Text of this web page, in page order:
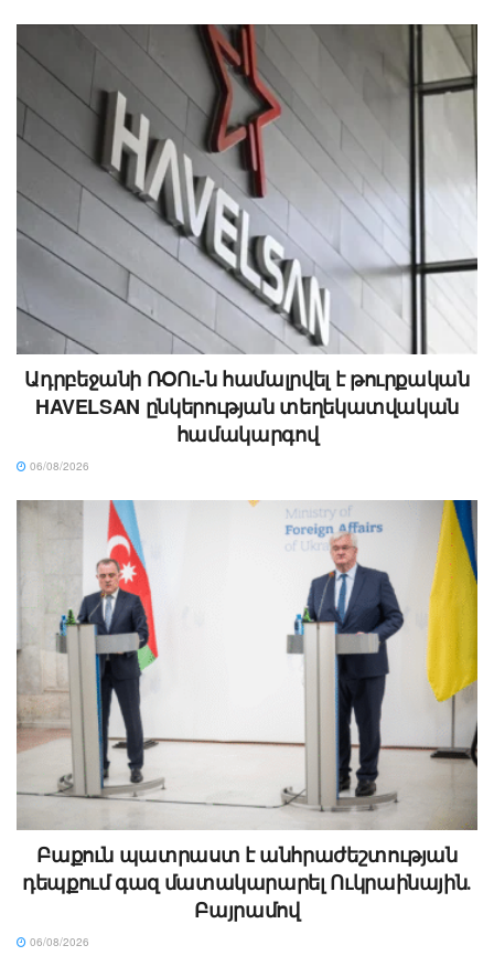
Ադրբեջանի ՌՕՈւ-ն համալրվել է թուրքական
HAVELSAN ընկերության տեղեկատվական
համակարգով
06/08/2026
Բաքուն պատրաստ է անհրաժեշտության
դեպքում գազ մատակարարել Ուկրաինային․
Բայրամով
06/08/2026